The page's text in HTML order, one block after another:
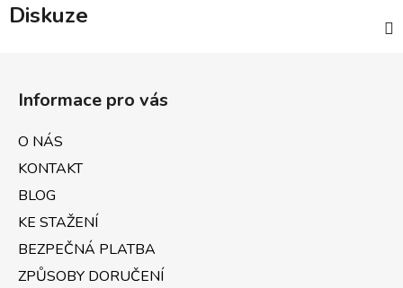
Diskuze
Informace pro vás
O NÁS
KONTAKT
BLOG
KE STAŽENÍ
BEZPEČNÁ PLATBA
ZPŮSOBY DORUČENÍ